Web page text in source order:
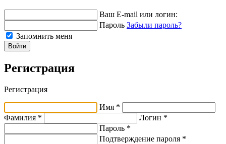
Ваш E-mail или логин:
Пароль Забыли пароль?
Запомнить меня
Войти
Регистрация
Регистрация
Имя *
Фамилия *
Логин *
Пароль *
Подтверждение пароля *